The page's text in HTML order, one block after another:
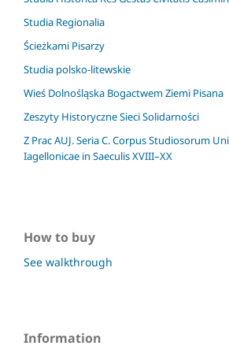
Studia Regionalia
Ścieżkami Pisarzy
Studia polsko-litewskie
Wieś Dolnośląska Bogactwem Ziemi Pisana
Zeszyty Historyczne Sieci Solidarności
Z Prac AUJ. Seria C. Corpus Studiosorum
Iagellonicae in Saeculis XVIII–XX
How to buy
See walkthrough
Information